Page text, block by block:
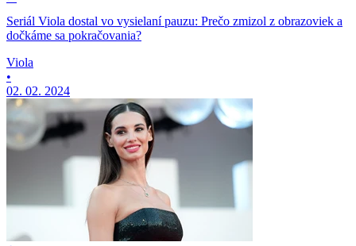
Seriál Viola dostal vo vysielaní pauzu: Prečo zmizol z obrazoviek a
dočkáme sa pokračovania?
Viola
•
02. 02. 2024